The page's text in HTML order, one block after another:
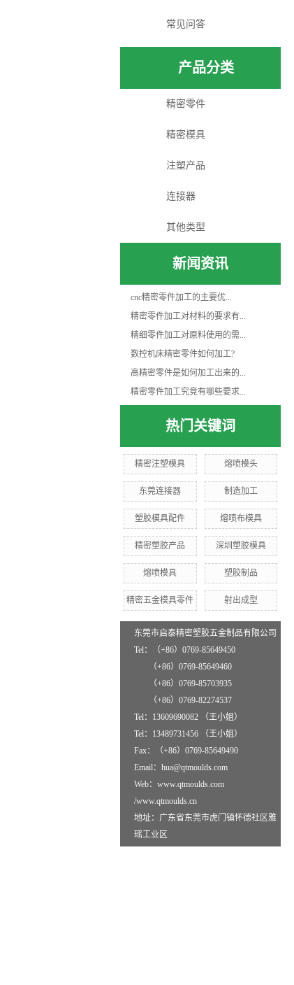
常见问答
产品分类
精密零件
精密模具
注塑产品
连接器
其他类型
新闻资讯
cnc精密零件加工的主要优...
精密零件加工对材料的要求有...
精细零件加工对原料使用的需...
数控机床精密零件如何加工?
高精密零件是如何加工出来的...
精密零件加工究竟有哪些要求...
热门关键词
精密注塑模具 熔喷模头
东莞连接器 制造加工
塑胶模具配件 熔喷布模具
精密塑胶产品 深圳塑胶模具
熔喷模具 塑胶制品
精密五金模具零件 射出成型
东莞市启泰精密塑胶五金制品有限公司
Tel：（+86）0769-85649450
（+86）0769-85649460
（+86）0769-85703935
（+86）0769-82274537
Tel：13609690082 （王小姐）
Tel：13489731456 （王小姐）
Fax：（+86）0769-85649490
Email：hua@qtmoulds.com
Web：www.qtmoulds.com
/www.qtmoulds.cn
地址：广东省东莞市虎门镇怀德社区雅
瑶工业区